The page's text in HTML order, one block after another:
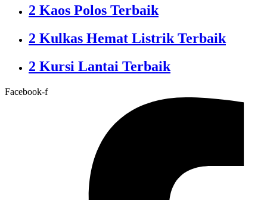
2 Kaos Polos Terbaik
2 Kulkas Hemat Listrik Terbaik
2 Kursi Lantai Terbaik
Facebook-f